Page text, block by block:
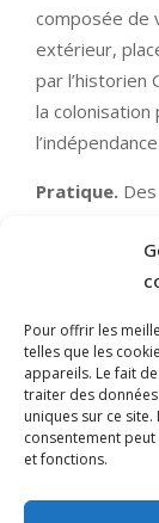
Pour offrir les
telles que les
appareils. Le fait
traiter des
uniques sur ce
consentement
et fonctions.
composée de
extérieur,
par l’historien
la colonisation
l’indépendance.
Pratique.
limitées, il
LIRE LA SUITE